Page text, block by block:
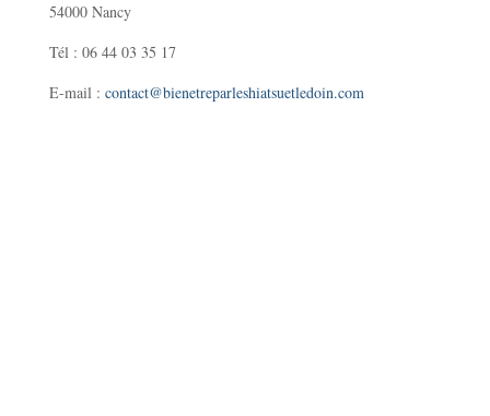
54000 Nancy
Tél : 06 44 03 35 17
E-mail : contact@bienetreparleshiatsuetledoin.com